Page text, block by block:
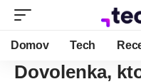
Domov Tech
Dovolenka,